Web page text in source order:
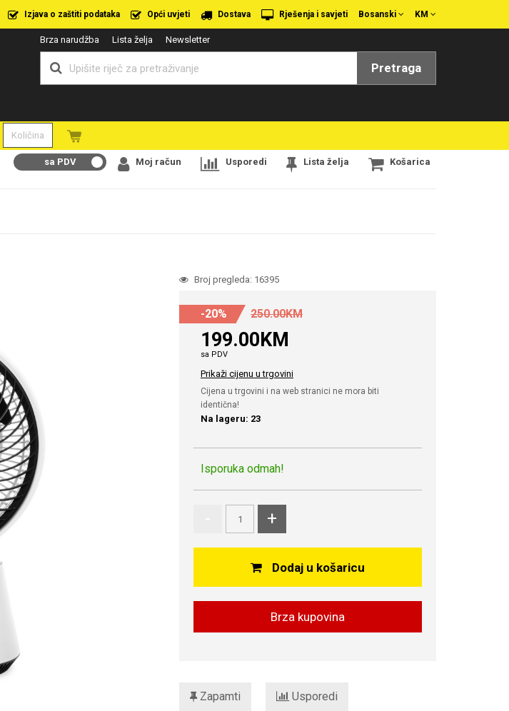
KM
Bosanski
Izjava o zaštiti podataka Opći uvjeti Dostava Rješenja i savjeti
Brza narudžba Lista želja Newsletter
Pretraga
sa PDV Moj račun Usporedi Lista želja Košarica
Broj pregleda: 16395
-20% 250.00KM
199.00KM
sa PDV
Prikaži cijenu u trgovini
Cijena u trgovini i na web stranici ne mora biti
identična!
Na lageru: 23
Isporuka odmah!
+
Dodaj u košaricu
Brza kupovina
Zapamti Usporedi